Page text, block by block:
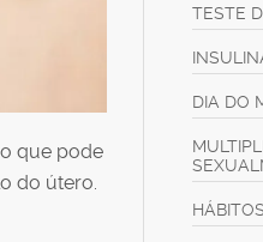
que pode
do útero.
TESTE
DIA DO